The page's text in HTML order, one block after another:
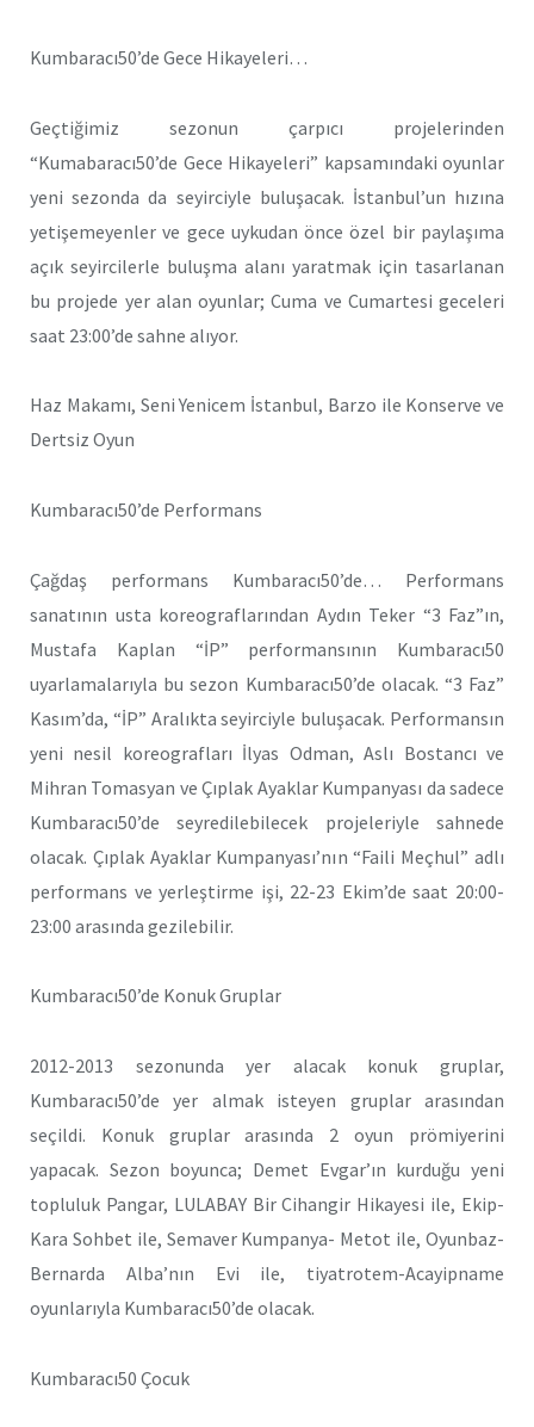
Kumbaracı50’de Gece Hikayeleri…
Geçtiğimiz sezonun çarpıcı projelerinden
“Kumabaracı50’de Gece Hikayeleri” kapsamındaki oyunlar
yeni sezonda da seyirciyle buluşacak. İstanbul’un hızına
yetişemeyenler ve gece uykudan önce özel bir paylaşıma
açık seyircilerle buluşma alanı yaratmak için tasarlanan
bu projede yer alan oyunlar; Cuma ve Cumartesi geceleri
saat 23:00’de sahne alıyor.
Haz Makamı, Seni Yenicem İstanbul, Barzo ile Konserve ve
Dertsiz Oyun
Kumbaracı50’de Performans
Çağdaş performans Kumbaracı50’de… Performans
sanatının usta koreograflarından Aydın Teker “3 Faz”ın,
Mustafa Kaplan “İP” performansının Kumbaracı50
uyarlamalarıyla bu sezon Kumbaracı50’de olacak. “3 Faz”
Kasım’da, “İP” Aralıkta seyirciyle buluşacak. Performansın
yeni nesil koreografları İlyas Odman, Aslı Bostancı ve
Mihran Tomasyan ve Çıplak Ayaklar Kumpanyası da sadece
Kumbaracı50’de seyredilebilecek projeleriyle sahnede
olacak. Çıplak Ayaklar Kumpanyası’nın “Faili Meçhul” adlı
performans ve yerleştirme işi, 22-23 Ekim’de saat 20:00-
23:00 arasında gezilebilir.
Kumbaracı50’de Konuk Gruplar
2012-2013 sezonunda yer alacak konuk gruplar,
Kumbaracı50’de yer almak isteyen gruplar arasından
seçildi. Konuk gruplar arasında 2 oyun prömiyerini
yapacak. Sezon boyunca; Demet Evgar’ın kurduğu yeni
topluluk Pangar, LULABAY Bir Cihangir Hikayesi ile, Ekip-
Kara Sohbet ile, Semaver Kumpanya- Metot ile, Oyunbaz-
Bernarda Alba’nın Evi ile, tiyatrotem-Acayipname
oyunlarıyla Kumbaracı50’de olacak.
Kumbaracı50 Çocuk